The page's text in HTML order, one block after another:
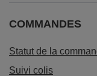
COMMANDES
Statut de la
Suivi colis